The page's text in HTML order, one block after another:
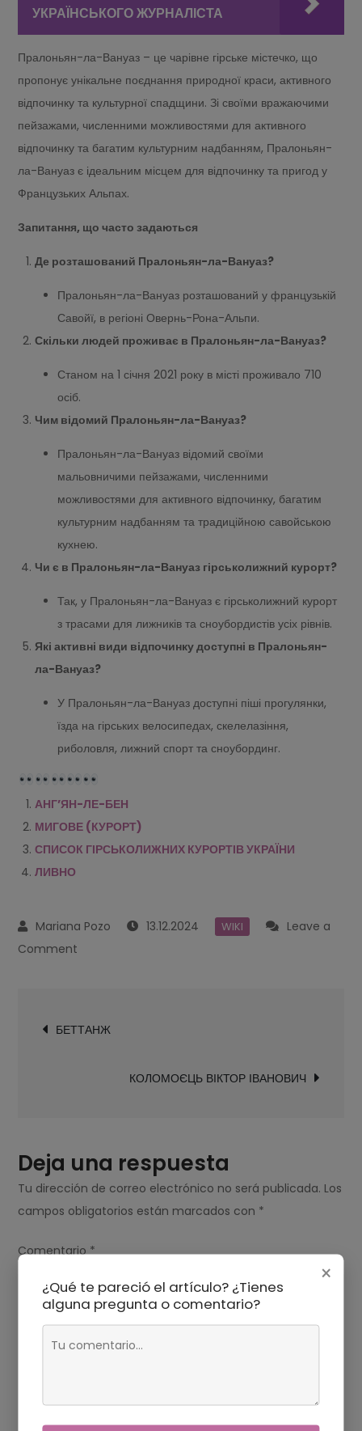
УКРАЇНСЬКОГО ЖУРНАЛІСТА
Пралоньян-ла-Вануаз – це чарівне гірське містечко, що
пропонує унікальне поєднання природної краси, активного
відпочинку та культурної спадщини. Зі своїми вражаючими
пейзажами, численними можливостями для активного
відпочинку та багатим культурним надбанням, Пралоньян-
ла-Вануаз є ідеальним місцем для відпочинку та пригод у
Французьких Альпах.
Запитання, що часто задаються
Де розташований Пралоньян-ла-Вануаз?
Пралоньян-ла-Вануаз розташований у французькій
Савойї, в регіоні Овернь-Рона-Альпи.
Скільки людей проживає в Пралоньян-ла-Вануаз?
Станом на 1 січня 2021 року в місті проживало 710
осіб.
Чим відомий Пралоньян-ла-Вануаз?
Пралоньян-ла-Вануаз відомий своїми
мальовничими пейзажами, численними
можливостями для активного відпочинку, багатим
культурним надбанням та традиційною савойською
кухнею.
Чи є в Пралоньян-ла-Вануаз гірськолижний курорт?
Так, у Пралоньян-ла-Вануаз є гірськолижний курорт
з трасами для лижників та сноубордистів усіх рівнів.
Які активні види відпочинку доступні в Пралоньян-
ла-Вануаз?
У Пралоньян-ла-Вануаз доступні піші прогулянки,
їзда на гірських велосипедах, скелелазіння,
риболовля, лижний спорт та сноубординг.
АНГ’ЯН-ЛЕ-БЕН
МИГОВЕ (КУРОРТ)
СПИСОК ГІРСЬКОЛИЖНИХ КУРОРТІВ УКРАЇНИ
ЛИВНО
13.12.2024 WIKI
Leave a
Comment
deБЕТТАНЖ
КОЛОМОЄЦЬ ВІКТОР ІВАНОВИЧ
Deja una respuesta
Tu dirección de correo electrónico no será publicada. Los
campos obligatorios están marcados con *
Comentario*
×
¿Qué te pareció el artículo? ¿Tienes
alguna pregunta o comentario?